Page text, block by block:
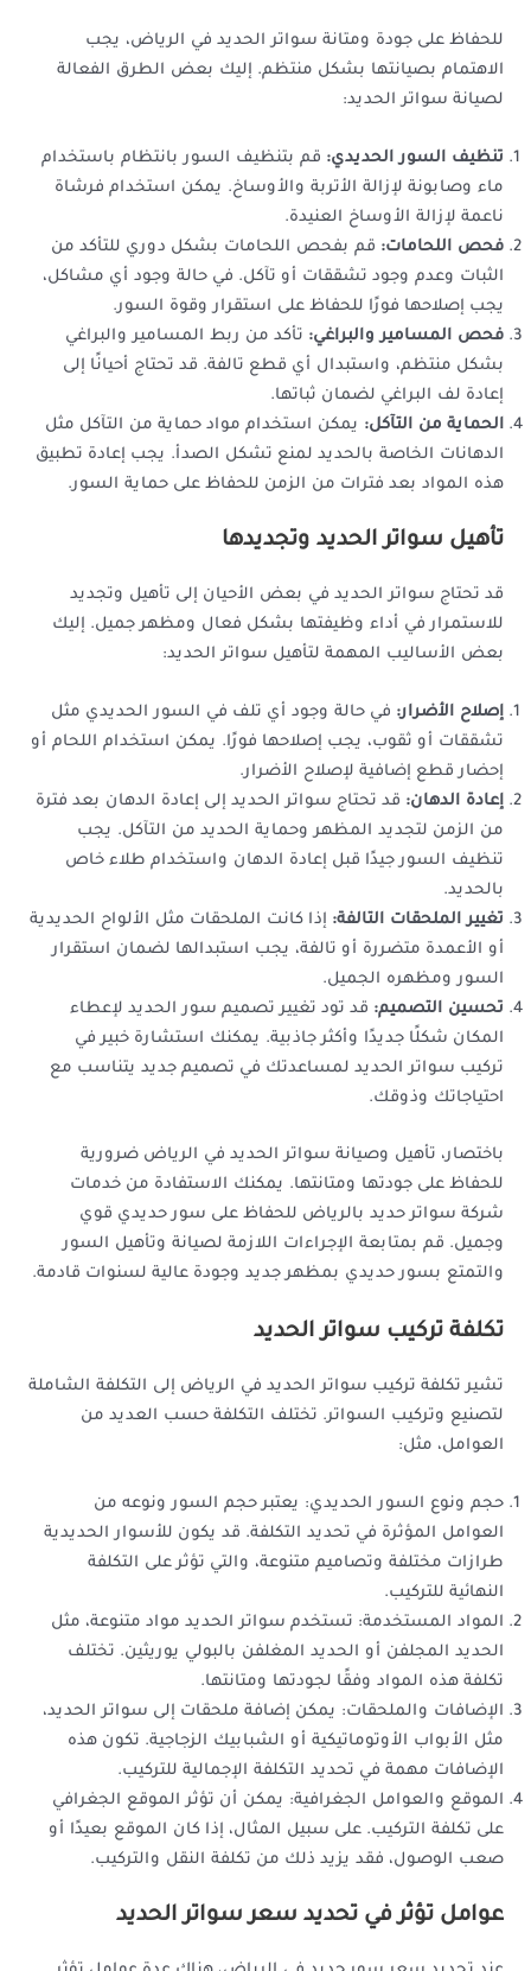
للحفاظ على جودة ومتانة سواتر الحديد في الرياض، يجب
الاهتمام بصيانتها بشكل منتظم. إليك بعض الطرق الفعالة
لصيانة سواتر الحديد:
تنظيف السور الحديدي: قم بتنظيف السور بانتظام باستخدام
ماء وصابونة لإزالة الأتربة والأوساخ. يمكن استخدام فرشاة
ناعمة لإزالة الأوساخ العنيدة.
فحص اللحامات: قم بفحص اللحامات بشكل دوري للتأكد من
الثبات وعدم وجود تشققات أو تآكل. في حالة وجود أي مشاكل،
يجب إصلاحها فورًا للحفاظ على استقرار وقوة السور.
فحص المسامير والبراغي: تأكد من ربط المسامير والبراغي
بشكل منتظم، واستبدال أي قطع تالفة. قد تحتاج أحيانًا إلى
إعادة لف البراغي لضمان ثباتها.
الحماية من التآكل: يمكن استخدام مواد حماية من التآكل مثل
الدهانات الخاصة بالحديد لمنع تشكل الصدأ. يجب إعادة تطبيق
هذه المواد بعد فترات من الزمن للحفاظ على حماية السور.
تأهيل سواتر الحديد وتجديدها
قد تحتاج سواتر الحديد في بعض الأحيان إلى تأهيل وتجديد
للاستمرار في أداء وظيفتها بشكل فعال ومظهر جميل. إليك
بعض الأساليب المهمة لتأهيل سواتر الحديد:
إصلاح الأضرار: في حالة وجود أي تلف في السور الحديدي مثل
تشققات أو ثقوب، يجب إصلاحها فورًا. يمكن استخدام اللحام أو
إحضار قطع إضافية لإصلاح الأضرار.
إعادة الدهان: قد تحتاج سواتر الحديد إلى إعادة الدهان بعد فترة
من الزمن لتجديد المظهر وحماية الحديد من التآكل. يجب
تنظيف السور جيدًا قبل إعادة الدهان واستخدام طلاء خاص
بالحديد.
تغيير الملحقات التالفة: إذا كانت الملحقات مثل الألواح الحديدية
أو الأعمدة متضررة أو تالفة، يجب استبدالها لضمان استقرار
السور ومظهره الجميل.
تحسين التصميم: قد تود تغيير تصميم سور الحديد لإعطاء
المكان شكلًا جديدًا وأكثر جاذبية. يمكنك استشارة خبير في
تركيب سواتر الحديد لمساعدتك في تصميم جديد يتناسب مع
احتياجاتك وذوقك.
باختصار، تأهيل وصيانة سواتر الحديد في الرياض ضرورية
للحفاظ على جودتها ومتانتها. يمكنك الاستفادة من خدمات
شركة سواتر حديد بالرياض للحفاظ على سور حديدي قوي
وجميل. قم بمتابعة الإجراءات اللازمة لصيانة وتأهيل السور
والتمتع بسور حديدي بمظهر جديد وجودة عالية لسنوات قادمة.
تكلفة تركيب سواتر الحديد
تشير تكلفة تركيب سواتر الحديد في الرياض إلى التكلفة الشاملة
لتصنيع وتركيب السواتر. تختلف التكلفة حسب العديد من
العوامل، مثل:
حجم ونوع السور الحديدي: يعتبر حجم السور ونوعه من
العوامل المؤثرة في تحديد التكلفة. قد يكون للأسوار الحديدية
طرازات مختلفة وتصاميم متنوعة، والتي تؤثر على التكلفة
النهائية للتركيب.
المواد المستخدمة: تستخدم سواتر الحديد مواد متنوعة، مثل
الحديد المجلفن أو الحديد المغلفن بالبولي يوريثين. تختلف
تكلفة هذه المواد وفقًا لجودتها ومتانتها.
الإضافات والملحقات: يمكن إضافة ملحقات إلى سواتر الحديد،
مثل الأبواب الأوتوماتيكية أو الشبابيك الزجاجية. تكون هذه
الإضافات مهمة في تحديد التكلفة الإجمالية للتركيب.
الموقع والعوامل الجغرافية: يمكن أن تؤثر الموقع الجغرافي
على تكلفة التركيب. على سبيل المثال، إذا كان الموقع بعيدًا أو
صعب الوصول، فقد يزيد ذلك من تكلفة النقل والتركيب.
عوامل تؤثر في تحديد سعر سواتر الحديد